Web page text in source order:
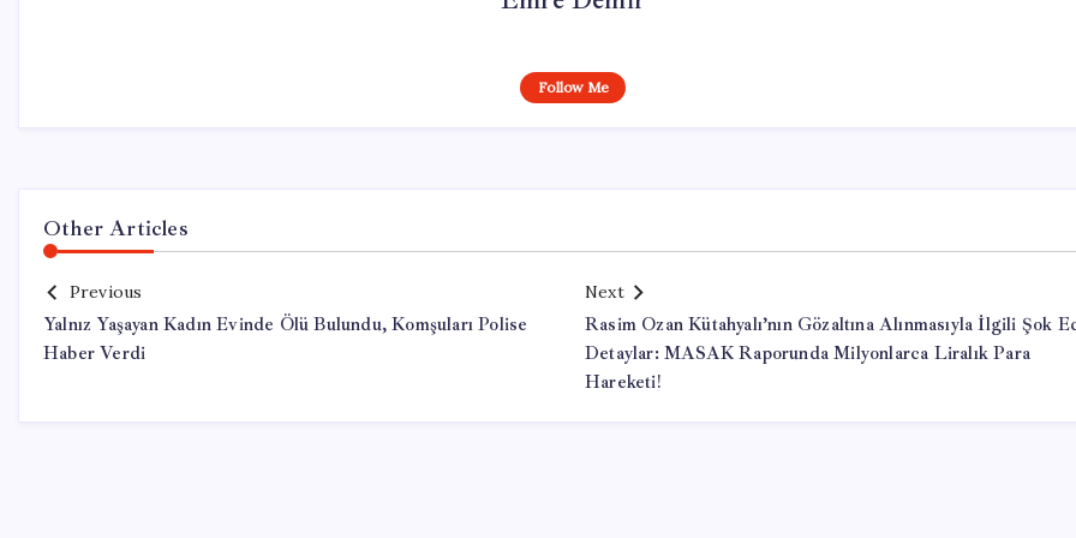
Follow Me
Other Articles
Previous
Yalnız Yaşayan Kadın Evinde Ölü Bulundu, Komşuları Polise
Haber Verdi
Next
Rasim Ozan Kütahyalı’nın Gözaltına Alınmasıyla İlgili Şok
Detaylar: MASAK Raporunda Milyonlarca Liralık Para
Hareketi!